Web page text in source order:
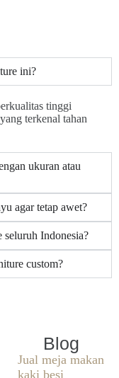
ini?
tinggi
terkenal tahan
ukuran atau
agar tetap awet?
seluruh Indonesia?
custom?
Blog
Jual meja makan
kaki besi